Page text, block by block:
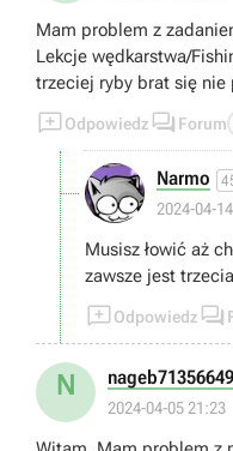
Mam problem z
Lekcje wędkarstwa/
trzeciej ryby brat się nie
Odpowiedz  Forum
Narmo
2024-04-
Musisz łowić aż
zawsze jest
Odpowiedz 
N
2024-04-05 21:23